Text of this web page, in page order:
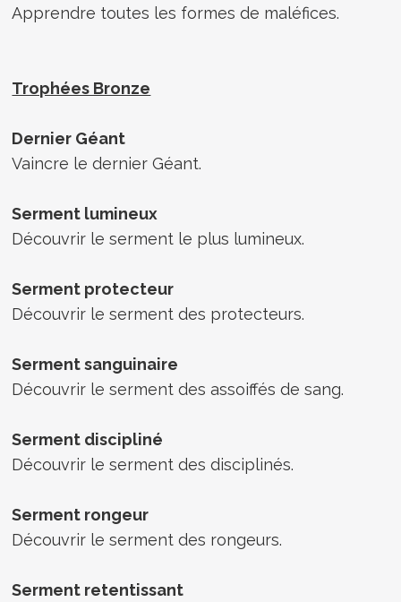
Apprendre toutes les formes de maléfices.
Trophées Bronze
Dernier Géant
Vaincre le dernier Géant.
Serment lumineux
Découvrir le serment le plus lumineux.
Serment protecteur
Découvrir le serment des protecteurs.
Serment sanguinaire
Découvrir le serment des assoiffés de sang.
Serment discipliné
Découvrir le serment des disciplinés.
Serment rongeur
Découvrir le serment des rongeurs.
Serment retentissant